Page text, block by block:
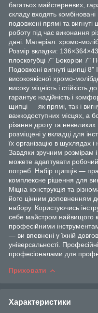
багатьох майстерневих,
складу входять
подовжені прямі та
роботу під час виконання
дані: Матеріал: хромо-
Розмір вкладки:
плоскогубці 7" Бокорізи 7"
Подовжені вигнуті щипці 8"
високоякісної хромо-
високу міцність і стійкість
гарантує надійність і
щипці — як прямі, так і
важкодоступних місцях, а
різання дроту та
розміщені у вкладці для
їх організацію в шухлядах і
Завдяки зручним розмірам
можете адаптувати
потреб. Набір щипців —
комплексне рішення для
Міцна конструкція та
його цінним доповненням
набору. Користуючись
себе майстром найвищого
професійними
— ви впевнені у їхній
універсальності.
професіоналами для
Приховати
Характеристики